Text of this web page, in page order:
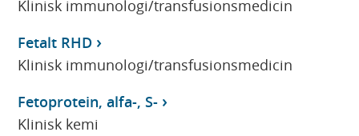
Klinisk immunologi/transfusionsmedicin
Fetalt RHD
Klinisk immunologi/transfusionsmedicin
Fetoprotein, alfa-, S-
Klinisk kemi